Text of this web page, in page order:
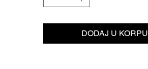
DODAJ U KORPU